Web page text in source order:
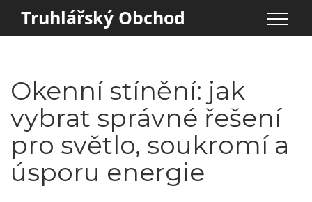
Truhlářský Obchod
Okenní stínění: jak
vybrat správné řešení
pro světlo, soukromí a
úsporu energie